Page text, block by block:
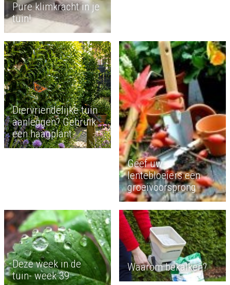
Pure klimkracht in je
tuin!
Diervriendelijke tuin
aanleggen? Gebruik
een haagplant
Geef uw
lentebloeiers een
groeivoorsprong
Deze week in de
tuin- week 39
Waarom bekalken?